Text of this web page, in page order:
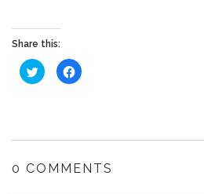
Share this:
Haz
clic
en
ventana
nueva)
Haz
clic
en
ventana
nueva)
0 COMMENTS